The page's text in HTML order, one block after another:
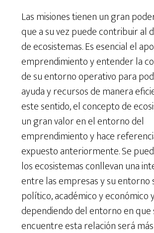
Las misiones tienen un gran
que a su vez puede contribuir al
de ecosistemas. Es esencial el
emprendimiento y entender la
de su entorno operativo para
ayuda y recursos de manera
este sentido, el concepto de
un gran valor en el entorno del
emprendimiento y hace
expuesto anteriormente. Se
los ecosistemas conllevan una
entre las empresas y su entorno
político, académico y económico
dependiendo del entorno en que
encuentre esta relación será